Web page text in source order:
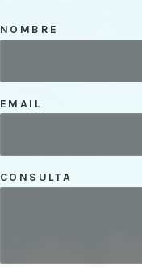
NOMBRE
EMAIL
CONSULTA